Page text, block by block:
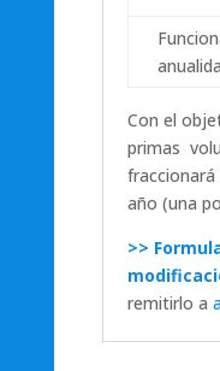
Con el
primas
año (una
>>
remitirlo a